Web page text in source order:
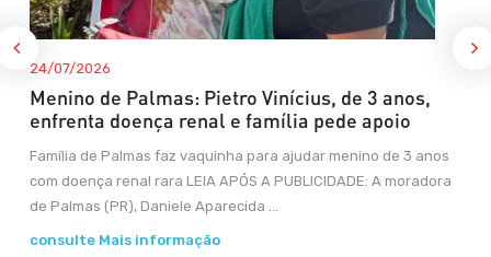
24/07/2026
Menino de Palmas: Pietro Vinícius, de 3 anos,
enfrenta doença renal e família pede apoio
Família de Palmas faz vaquinha para ajudar menino de 3 anos
com doença renal rara LEIA APÓS A PUBLICIDADE: A moradora
de Palmas (PR), Daniele Aparecida ...
consulte Mais informação